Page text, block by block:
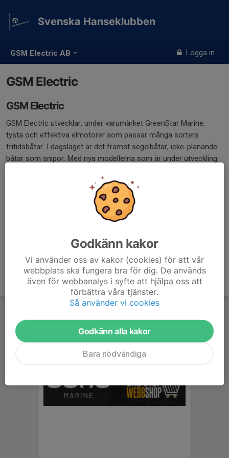
GSM Electric AB Logga in
Svenska Hanseklubben
GSM Electric
GSM Electric
GSM Electric utvecklar, under varumärket GreenStar Marine,
tysta och effektiva elmotorer som passar många sorters
fritidsbåtar. I dagsläget är det främst segelbåtar, icke-planande
båtar som snipor. Med nya modellerna som är under utveckling
Godkänn kakor
Vi använder oss av kakor (cookies) för att vår
webbplats ska fungera bra för dig. De används
även för webbanalys i syfte att hjälpa oss att
förbättra våra tjänster.
Så använder vi cookies
Godkänn alla kakor
Bara nödvändiga